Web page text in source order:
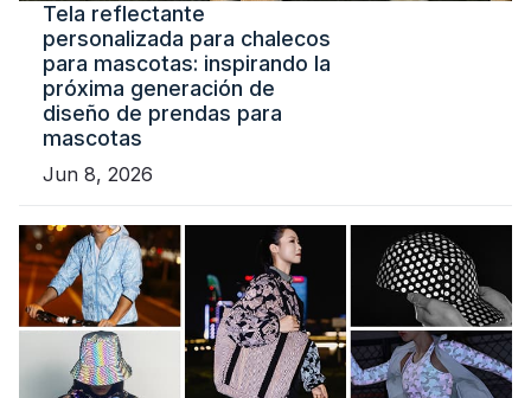
Tela reflectante
personalizada para chalecos
para mascotas: inspirando la
próxima generación de
diseño de prendas para
mascotas
Jun 8, 2026